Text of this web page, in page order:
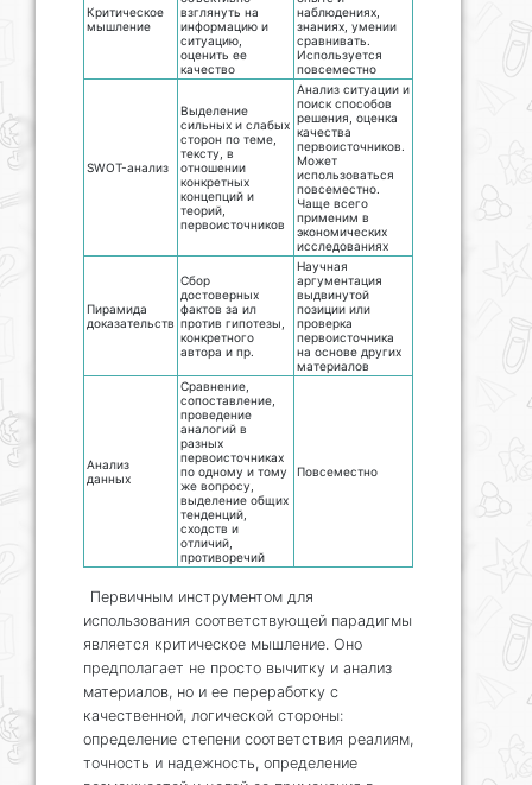
Критическое
мышление
взглянуть на
информацию и
ситуацию,
оценить ее
качество
наблюдениях,
знаниях, умении
сравнивать.
Используется
повсеместно
SWOT-анализ
Выделение
сильных и слабых
сторон по теме,
тексту, в
отношении
конкретных
концепций и
теорий,
первоисточников
Анализ ситуации и
поиск способов
решения, оценка
качества
первоисточников.
Может
использоваться
повсеместно.
Чаще всего
применим в
экономических
исследованиях
Пирамида
доказательств
Сбор
достоверных
фактов за ил
против гипотезы,
конкретного
автора и пр.
Научная
аргументация
выдвинутой
позиции или
проверка
первоисточника
на основе других
материалов
Анализ
данных
Сравнение,
сопоставление,
проведение
аналогий в
разных
первоисточниках
по одному и тому
же вопросу,
выделение общих
тенденций,
сходств и
отличий,
противоречий
Повсеместно
Первичным инструментом для
использования соответствующей парадигмы
является критическое мышление. Оно
предполагает не просто вычитку и анализ
материалов, но и ее переработку с
качественной, логической стороны:
определение степени соответствия реалиям,
точность и надежность, определение